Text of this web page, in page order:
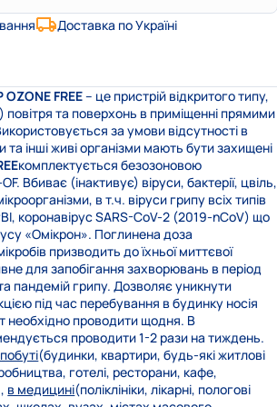
Доставка по Україні
FREE– це пристрій відкритого типу,
та поверхонь в приміщенні прямими
за умови відсутності в
інші живі організми мають бути захищені
комплектується безозоновою
(інактивує) віруси, бактерії, цвіль,
в т.ч. віруси грипу всіх типів
коронавірус SARS-CoV-2 (2019-nCoV) що
«Омікрон». Поглинена доза
призводить до їхньої миттєвої
для запобігання захворювань в період
пандемій грипу. Дозволяє уникнути
під час перебування в будинку носія
необхідно проводити щодня. В
проводити 1-2 рази на тиждень.
(будинки, квартири, будь-які житлові
готелі, ресторани, кафе,
в медицині(поліклініки, лікарні, пологові